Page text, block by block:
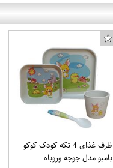
ظرف غذای 4 تکه کودک کوکو
بامبو مدل جوجه وروباه